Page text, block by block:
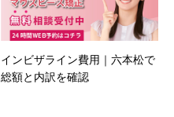
インビザライン費用｜六本松で
総額と内訳を確認